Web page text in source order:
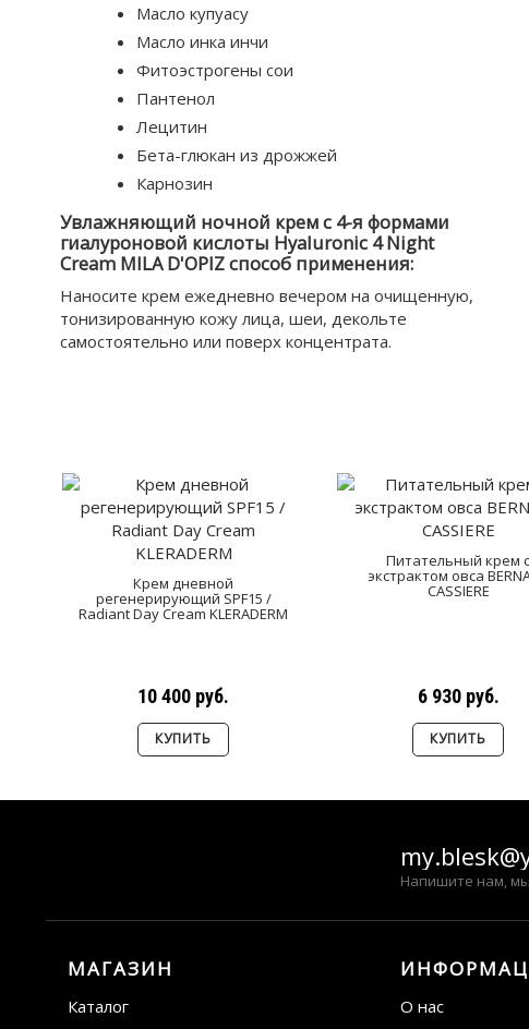
Масло купуасу
Масло инка инчи
Фитоэстрогены сои
Пантенол
Лецитин
Бета-глюкан из дрожжей
Карнозин
Увлажняющий ночной крем с 4-я формами
гиалуроновой кислоты Hyaluronic 4 Night
Cream MILA D'OPIZ способ применения:
Наносите крем ежедневно вечером на очищенную,
тонизированную кожу лица, шеи, декольте
самостоятельно или поверх концентрата.
Крем дневной
регенерирующий SPF15 /
Radiant Day Cream KLERADERM
10 400 руб.
КУПИТЬ
Питательный крем с
экстрактом овса
CASSIERE
6 930 руб.
КУПИТЬ
Напишите нам,
МАГАЗИН
Каталог
О нас